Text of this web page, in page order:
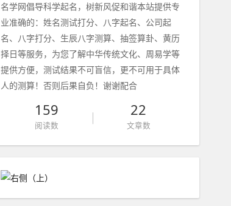
名学网倡导科学起名，树新风促和谐本站提供专
业准确的：姓名测试打分、八字起名、公司起
名、八字打分、生辰八字测算、抽签算卦、黄历
择日等服务，为您了解中华传统文化、周易学等
提供方便，测试结果不可盲信，更不可用于具体
人的测算！否则后果自负！谢谢配合
159
阅读数
22
文章数